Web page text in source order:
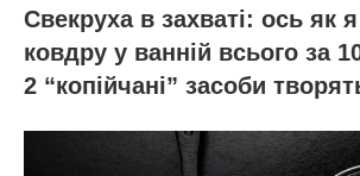
Свекруха в захваті: ось як
ковдру у ванній всього за
2 “копійчані” засоби